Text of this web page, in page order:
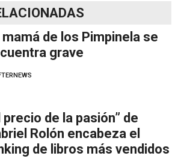
mamá de los Pimpinela se
grave
precio de la pasión” de
Rolón encabeza el
de libros más vendidos